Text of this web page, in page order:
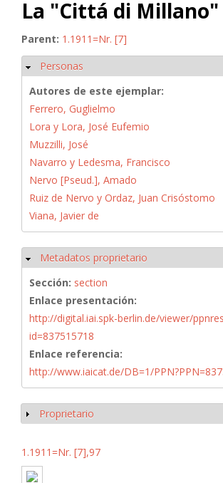
La "Cittá di Millano"
Parent: 1.1911=Nr. [7]
Ocultar
Personas
Autores de este ejemplar:
Ferrero, Guglielmo
Lora y Lora, José Eufemio
Muzzilli, José
Navarro y Ledesma, Francisco
Nervo [Pseud.], Amado
Ruiz de Nervo y Ordaz, Juan Crisóstomo
Viana, Javier de
Ocultar
Metadatos proprietario
Sección: section
Enlace presentación:
http://digital.iai.spk-berlin.de/viewer/
id=837515718
Enlace referencia:
http://www.iaicat.de/DB=1/
Mostrar
Proprietario
1.1911=Nr. [7],97